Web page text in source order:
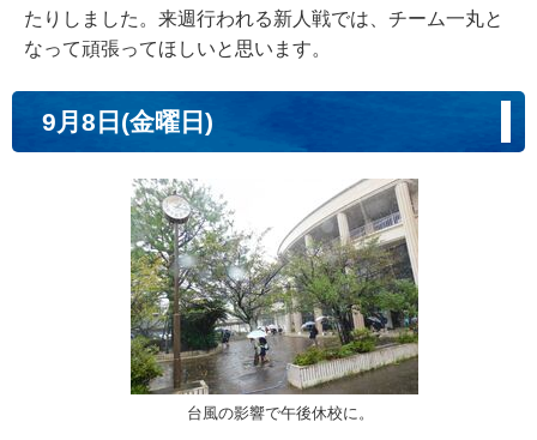
たりしました。来週行われる新人戦では、チーム一丸と
なって頑張ってほしいと思います。
9月8日(金曜日)
台風の影響で午後休校に。